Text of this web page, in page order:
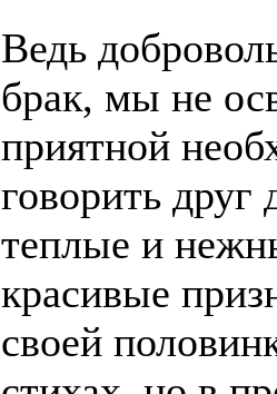
Ведь
брак, мы не
приятной
говорить
теплые и
красивые
своей